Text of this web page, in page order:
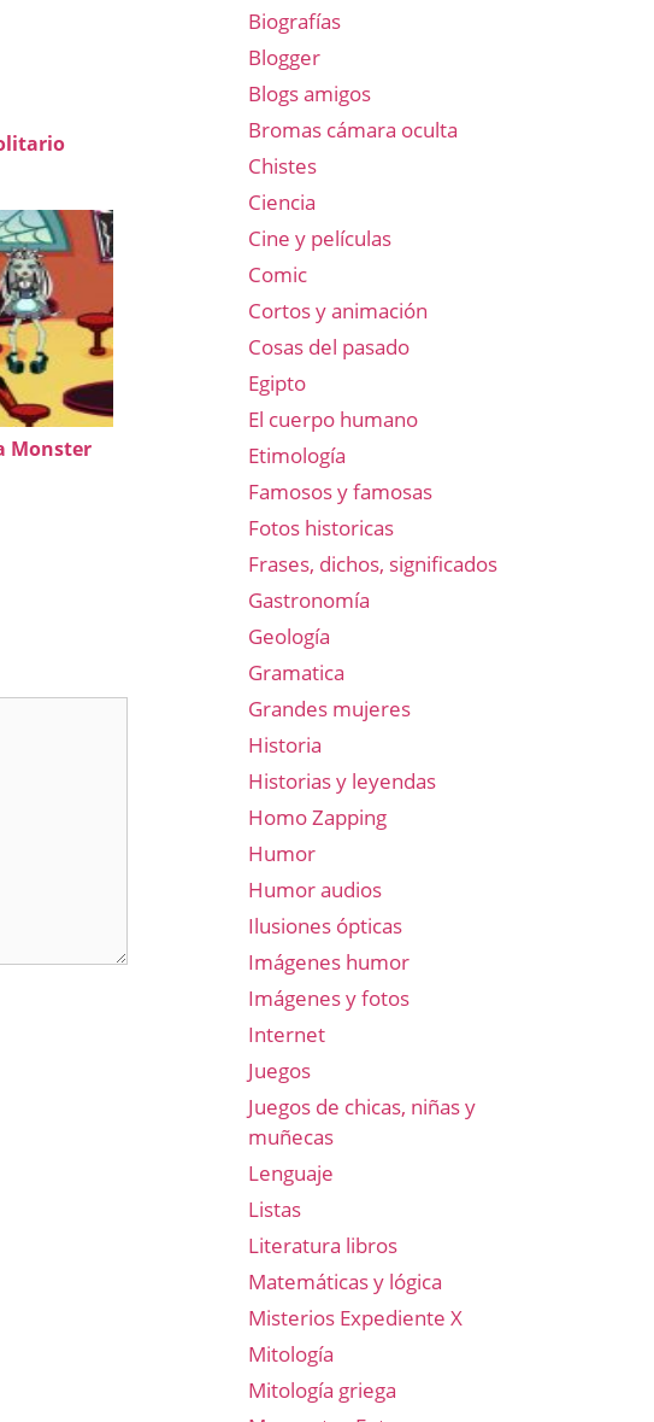
Monster
Biografías
Blogger
Blogs amigos
Bromas cámara oculta
Chistes
Ciencia
Cine y películas
Comic
Cortos y animación
Cosas del pasado
Egipto
El cuerpo humano
Etimología
Famosos y famosas
Fotos historicas
Frases, dichos, significados
Gastronomía
Geología
Gramatica
Grandes mujeres
Historia
Historias y leyendas
Homo Zapping
Humor
Humor audios
Ilusiones ópticas
Imágenes humor
Imágenes y fotos
Internet
Juegos
Juegos de chicas, niñas y
muñecas
Lenguaje
Listas
Literatura libros
Matemáticas y lógica
Misterios Expediente X
Mitología
Mitología griega